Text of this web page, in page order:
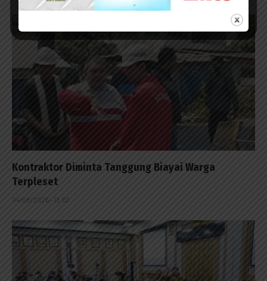
Kontraktor Diminta Tanggung Biayai Warga
Terpleset
04/08/2026 - 13:53